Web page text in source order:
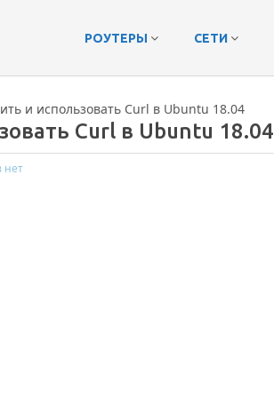
РОУТЕРЫ СЕТИ
и использовать Curl в Ubuntu 18.04
Curl в Ubuntu 18.04
нет